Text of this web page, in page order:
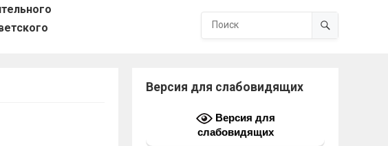
Версия для слабовидящих
Версия для
слабовидящих